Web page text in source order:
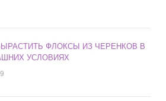
ФЛОКСЫ ИЗ ЧЕРЕНКОВ В
УСЛОВИЯХ